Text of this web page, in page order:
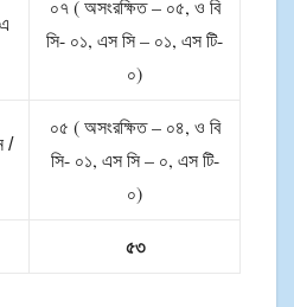
০৭ ( অসংরক্ষিত – ০৫, ও বি
সি- ০১, এস সি – ০১, এস টি-
০)
/
০৫ ( অসংরক্ষিত – ০৪, ও বি
সি- ০১, এস সি – ০, এস টি-
০)
৫৩